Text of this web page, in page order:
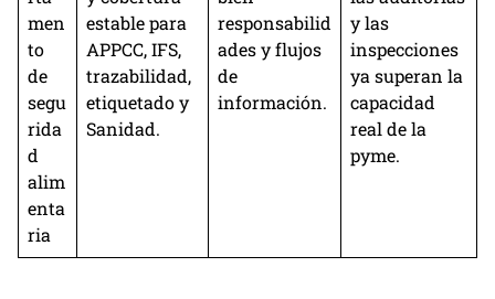
men
to
de
segu
rida
d
alim
enta
ria
estable para
APPCC, IFS,
trazabilidad,
etiquetado y
Sanidad.
responsabilid
ades y flujos
de
información.
y las
inspecciones
ya superan la
capacidad
real de la
pyme.